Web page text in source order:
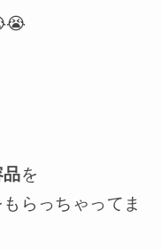
品を
もらっちゃってま